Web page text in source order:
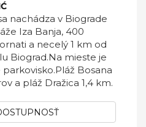
nachádza v Biograde
Iza Banja, 400
a necelý 1 km od
Biograd.Na mieste je
Bosana
a pláž Dražica 1,4 km.